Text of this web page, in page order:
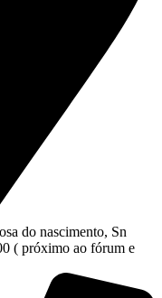
do nascimento, Sn
( próximo ao fórum e